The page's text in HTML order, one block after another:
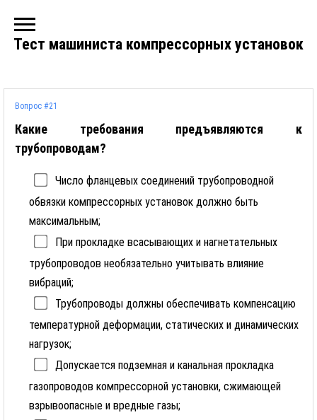
Тест машиниста компрессорных установок
Вопрос #21
Какие требования предъявляются к
трубопроводам?
Число фланцевых соединений трубопроводной
обвязки компрессорных установок должно быть
максимальным;
При прокладке всасывающих и нагнетательных
трубопроводов необязательно учитывать влияние
вибраций;
Трубопроводы должны обеспечивать компенсацию
температурной деформации, статических и динамических
нагрузок;
Допускается подземная и канальная прокладка
газопроводов компрессорной установки, сжимающей
взрывоопасные и вредные газы;